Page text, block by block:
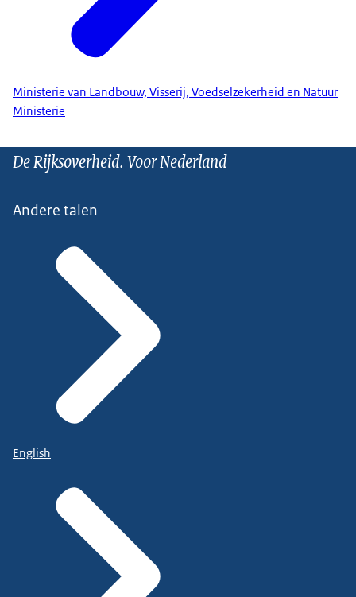
Ministerie van Landbouw, Visserij, Voedselzekerheid en Natuur
Ministerie
De Rijksoverheid. Voor Nederland
Andere talen
English